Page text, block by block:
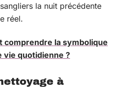
la nuit précédente
réel.
comprendre la symbolique
vie quotidienne ?
à